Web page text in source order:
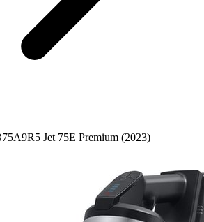
Jet 75E Premium (2023)